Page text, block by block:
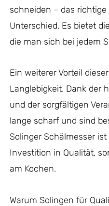
schneiden – das
Unterschied. Es bietet
die man sich bei jedem
Ein weiterer Vorteil
Langlebigkeit. Dank der
und der sorgfältigen
lange scharf und sind
Solinger Schälmesser
Investition in Qualität,
am Kochen.
Warum Solingen für